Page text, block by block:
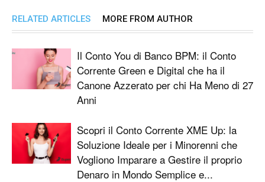
RELATED ARTICLES MORE FROM AUTHOR
Il Conto You di Banco BPM: il Conto
Corrente Green e Digital che ha il
Canone Azzerato per chi Ha Meno di 27
Anni
Scopri il Conto Corrente XME Up: la
Soluzione Ideale per i Minorenni che
Vogliono Imparare a Gestire il proprio
Denaro in Mondo Semplice e...